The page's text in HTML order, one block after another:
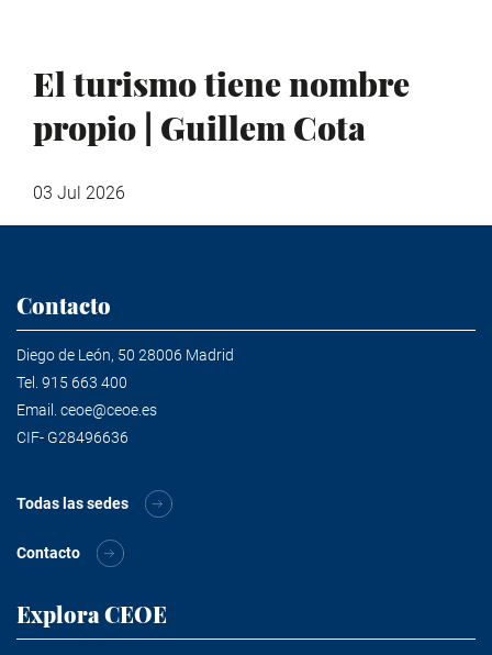
El turismo tiene nombre
propio | Guillem Cota
03 Jul 2026
Contacto
Diego de León, 50 28006 Madrid
Tel. 915 663 400
Email. ceoe@ceoe.es
CIF- G28496636
Todas las sedes
Contacto
Explora CEOE